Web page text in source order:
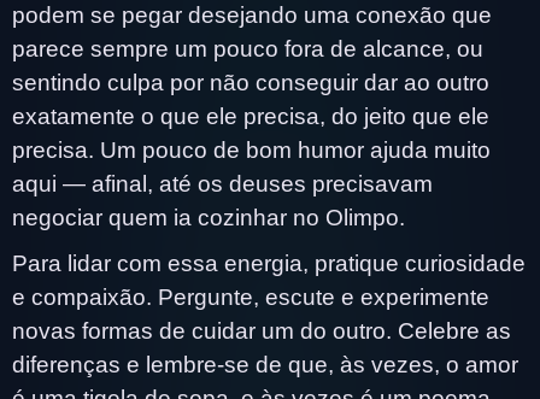
podem se pegar desejando uma conexão que
parece sempre um pouco fora de alcance, ou
sentindo culpa por não conseguir dar ao outro
exatamente o que ele precisa, do jeito que ele
precisa. Um pouco de bom humor ajuda muito
aqui — afinal, até os deuses precisavam
negociar quem ia cozinhar no Olimpo.
Para lidar com essa energia, pratique curiosidade
e compaixão. Pergunte, escute e experimente
novas formas de cuidar um do outro. Celebre as
diferenças e lembre-se de que, às vezes, o amor